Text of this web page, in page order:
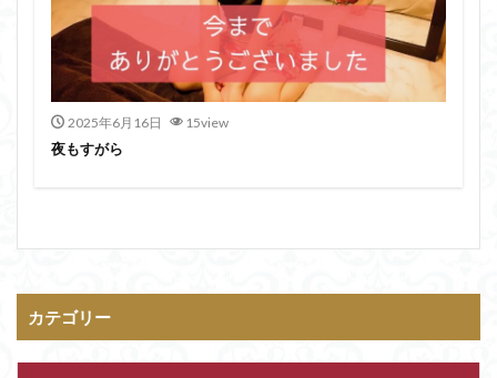
2025年6月16日 15view
夜もすがら
カテゴリー